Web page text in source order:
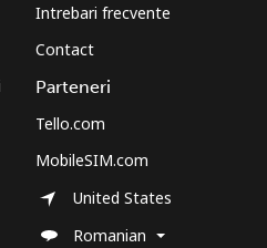
Intrebari frecvente
Contact
Parteneri
Tello.com
MobileSIM.com
United States
Romanian